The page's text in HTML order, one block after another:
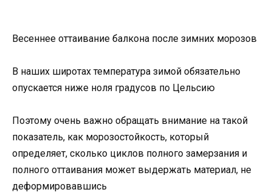
Весеннее оттаивание балкона после зимних морозов
В наших широтах температура зимой обязательно
опускается ниже ноля градусов по Цельсию
Поэтому очень важно обращать внимание на такой
показатель, как морозостойкость, который
определяет, сколько циклов полного замерзания и
полного оттаивания может выдержать материал, не
деформировавшись